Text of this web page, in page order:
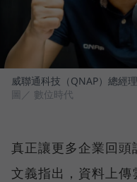
威聯通科技（QNAP）總經
圖／ 數位時代
真正讓更多企業回
文義指出，資料上